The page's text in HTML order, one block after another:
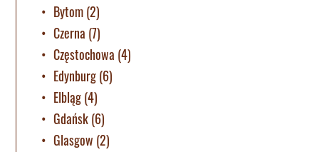
Bytom(2)
Czerna (7)
Częstochowa (4)
Edynburg(6)
Elbląg(4)
Gdańsk(6)
Glasgow (2)